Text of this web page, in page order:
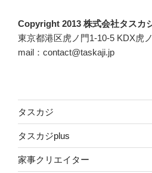
Copyright 2013 株式会社タスカ
東京都港区虎ノ門1-10-5 KDX虎
mail：contact@taskaji.jp
タスカジ
タスカジplus
家事クリエイター